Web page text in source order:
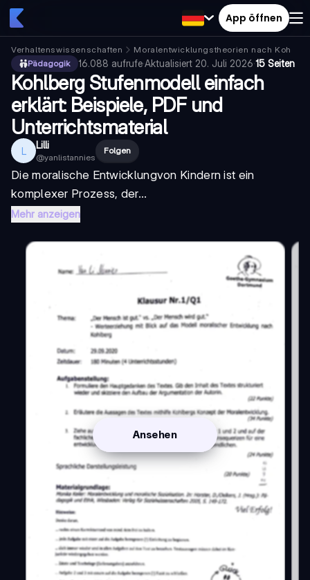
App öffnen
Verhaltenswissenschaften
Moralentwicklungstheorien nach
Pädagogik
16.088 aufrufe·Aktualisiert 20. Juli 2026·15 Seiten
Kohlberg Stufenmodell einfach
erklärt: Beispiele, PDF und
Unterrichtsmaterial
L Lilli
@yanlistannies
Folgen
Diemoralische Entwicklungvon Kindern ist ein
komplexer Prozess, der...
Mehr anzeigen
Ansehen